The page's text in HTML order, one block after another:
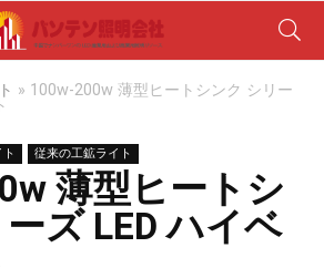
» 100w-200w 薄型ヒートシンク シリー
従来の工鉱ライト
薄型ヒートシ
ズ LED ハイベ